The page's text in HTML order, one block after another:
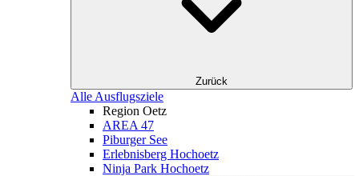
Zurück
Alle Ausflugsziele
Region Oetz
AREA 47
Piburger See
Erlebnisberg Hochoetz
Ninja Park Hochoetz